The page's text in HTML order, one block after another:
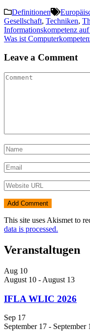
Definitionen
Gesellschaft, Techniken,
Post
navigation
Informationskompetenz
Was ist
Leave a Comment
This site uses Akismet to
data is processed.
Veranstaltugen
Aug 10
August 10 - August 13
IFLA WLIC 2026
Sep 17
September 17 - September